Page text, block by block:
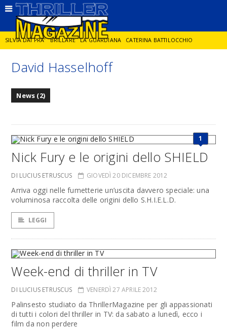
SILVIA DAI PRA' BRILLARE LA GUARDIANA CATERINA BATTILOCCHIO
JORGE DIAZ LA SPIA DELITTO IN CORNICE
David Hasselhoff
News (2)
1
Nick Fury e le origini dello SHIELD
DI LUCIUS ETRUSCUS GIOVEDÌ 20 DICEMBRE 2012
Arriva oggi nelle fumetterie un’uscita davvero speciale: una
voluminosa raccolta delle origini dello S.H.I.E.L.D.
LEGGI
Week-end di thriller in TV
DI LUCIUS ETRUSCUS VENERDÌ 27 APRILE 2012
Palinsesto studiato da ThrillerMagazine per gli appassionati
di tutti i colori del thriller in TV: da sabato a lunedì, ecco i
film da non perdere